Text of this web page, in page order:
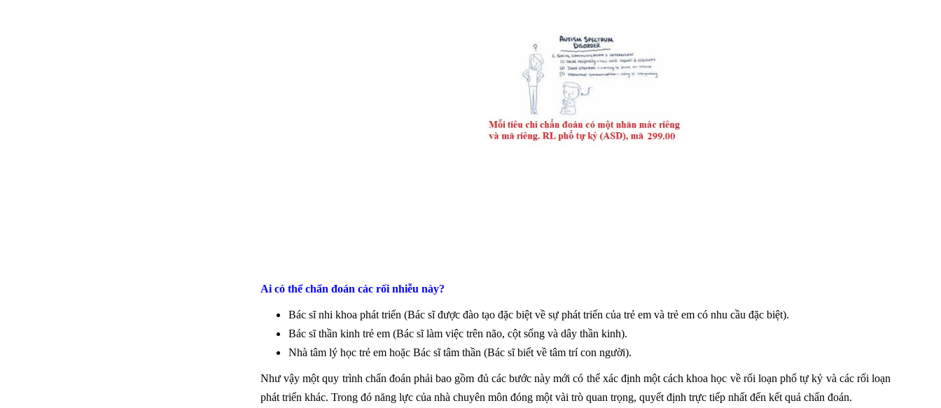
Ai có thể chẩn đoán các rối nhiễu này?
Bác sĩ nhi khoa phát triển (Bác sĩ được đào tạo đặc biệt về sự phát triển của trẻ em và trẻ em có nhu cầu đặc biệt).
Bác sĩ thần kinh trẻ em (Bác sĩ làm việc trên não, cột sống và dây thần kinh).
Nhà tâm lý học trẻ em hoặc Bác sĩ tâm thần (Bác sĩ biết về tâm trí con người).
Như vậy một quy trình chẩn đoán phải bao gồm đủ các bước này mới có thể xác định một cách khoa học về rối loạn phổ tự kỷ và các rối loạn
phát triển khác. Trong đó năng lực của nhà chuyên môn đóng một vài trò quan trọng, quyết định trực tiếp nhất đến kết quả chẩn đoán.